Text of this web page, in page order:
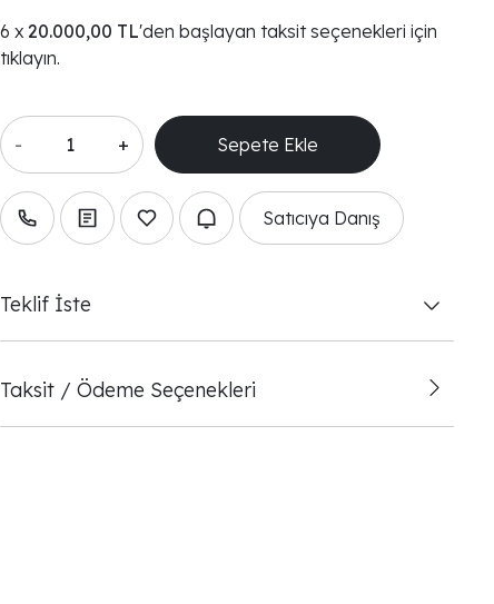
20.000,00 TL'den başlayan taksit seçenekleri için
tıklayın.
- +
Satıcıya Danış
Teklif İste
Taksit / Ödeme Seçenekleri